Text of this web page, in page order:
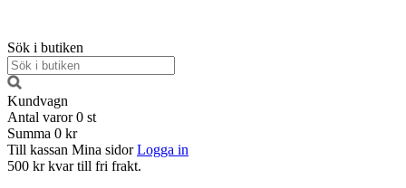
Sök i butiken
Kundvagn
Antal varor 0 st
Summa 0 kr
Till kassan Mina sidor Logga in
500 kr kvar till fri frakt.